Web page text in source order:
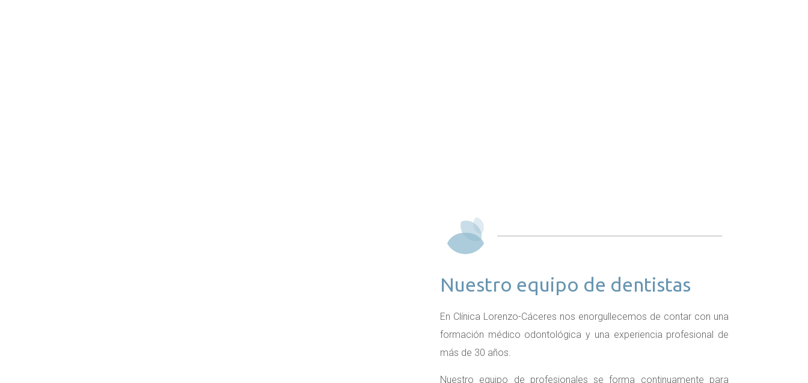
Nuestro equipo de dentistas
En Clínica Lorenzo-Cáceres nos enorgullecemos de contar con una
formación médico odontológica y una experiencia profesional de
más de 30 años.
Nuestro equipo de profesionales se forma continuamente para